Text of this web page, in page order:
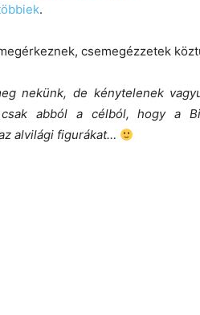
.
csemegézzetek
nekünk, de kénytelenek
abból a célból, hogy a
alvilági figurákat…